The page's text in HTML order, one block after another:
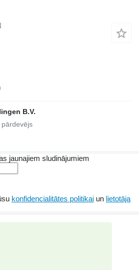
B.V.
jaunajiem sludinājumiem
konfidencialitātes politikai un lietotāja